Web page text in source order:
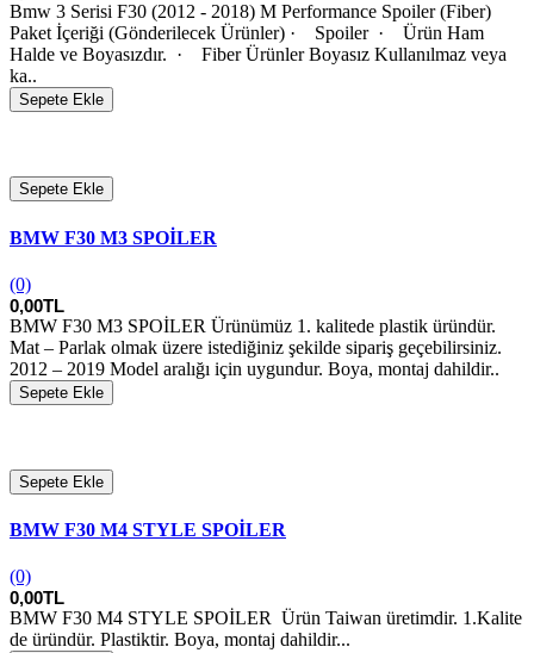
Bmw 3 Serisi F30 (2012 - 2018) M Performance Spoiler (Fiber)
Paket İçeriği (Gönderilecek Ürünler) · Spoiler · Ürün Ham
Halde ve Boyasızdır. · Fiber Ürünler Boyasız Kullanılmaz veya
ka..
Sepete Ekle
Sepete Ekle
BMW F30 M3 SPOİLER
(0)
0,00TL
BMW F30 M3 SPOİLER Ürünümüz 1. kalitede plastik üründür.
Mat – Parlak olmak üzere istediğiniz şekilde sipariş geçebilirsiniz.
2012 – 2019 Model aralığı için uygundur. Boya, montaj dahildir..
Sepete Ekle
Sepete Ekle
BMW F30 M4 STYLE SPOİLER
(0)
0,00TL
BMW F30 M4 STYLE SPOİLER Ürün Taiwan üretimdir. 1.Kalite
de üründür. Plastiktir. Boya, montaj dahildir...